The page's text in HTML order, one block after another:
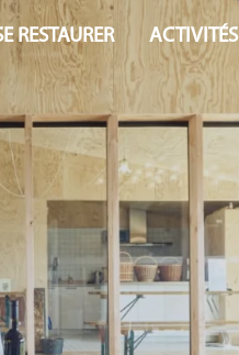
RESTAURER ACTIVITÉS